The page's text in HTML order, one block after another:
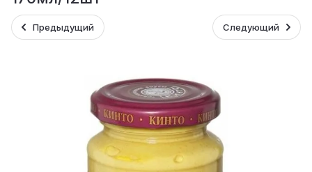
Предыдущий Следующий